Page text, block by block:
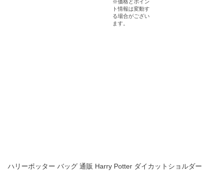
ハリーポッター バッグ 通販 Harry Potter ダイカットショルダー